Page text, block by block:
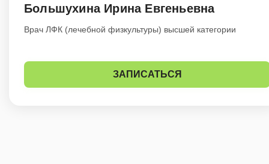
Большухина Ирина Евгеньевна
Врач ЛФК (лечебной физкультуры) высшей категории
ЗАПИСАТЬСЯ